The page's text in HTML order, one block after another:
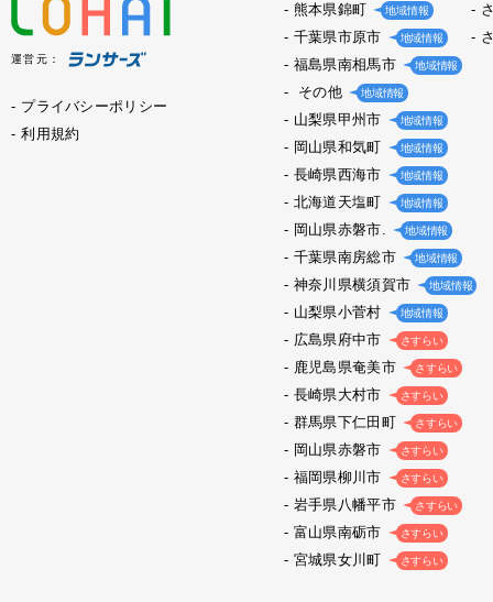
運営元：
プライバシーポリシー
利用規約
熊本県錦町 地域情報
千葉県市原市 地域情報
福島県南相馬市 地域情報
その他 地域情報
山梨県甲州市 地域情報
岡山県和気町 地域情報
長崎県西海市 地域情報
北海道天塩町 地域情報
岡山県赤磐市. 地域情報
千葉県南房総市 地域情報
神奈川県横須賀市 地域情報
山梨県小菅村 地域情報
広島県府中市 さすらい
鹿児島県奄美市 さすらい
長崎県大村市 さすらい
群馬県下仁田町 さすらい
岡山県赤磐市 さすらい
福岡県柳川市 さすらい
岩手県八幡平市 さすらい
富山県南砺市 さすらい
宮城県女川町 さすらい